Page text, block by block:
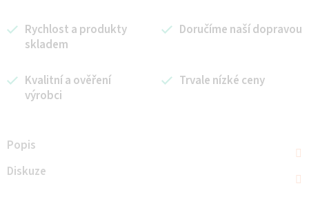
Rychlost a produkty
skladem
Doručíme naší dopravou
Kvalitní a ověření
výrobci
Trvale nízké ceny
Popis
Diskuze